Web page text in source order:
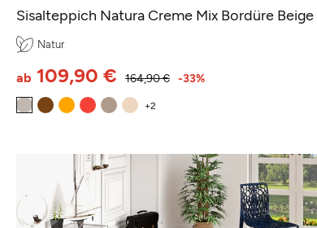
Sisalteppich Natura Creme Mix Bordüre Beige
Natur
164,90 €
ab 109,90 € -33%